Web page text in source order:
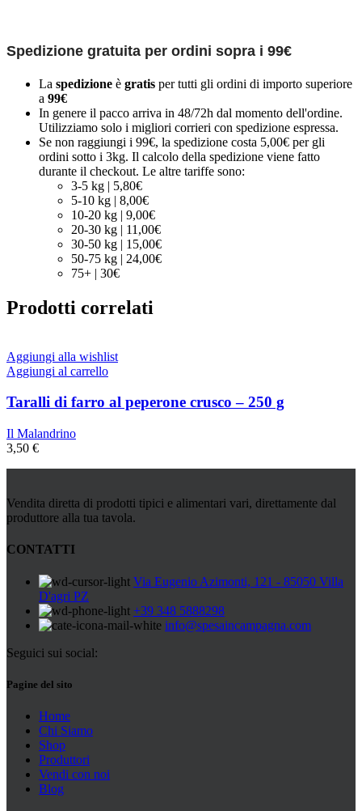
Spedizione gratuita per ordini sopra i 99€
La spedizione è gratis per tutti gli ordini di importo superiore
a 99€
In genere il pacco arriva in 48/72h dal momento dell'ordine.
Utilizziamo solo i migliori corrieri con spedizione espressa.
Se non raggiungi i 99€, la spedizione costa 5,00€ per gli
ordini sotto i 3kg. Il calcolo della spedizione viene fatto
durante il checkout. Le altre tariffe sono:
3-5 kg | 5,80€
5-10 kg | 8,00€
10-20 kg | 9,00€
20-30 kg | 11,00€
30-50 kg | 15,00€
50-75 kg | 24,00€
75+ | 30€
Prodotti correlati
Aggiungi alla wishlist
Aggiungi al carrello
Taralli di farro al peperone crusco – 250 g
Il Malandrino
3,50 €
Vendita diretta di prodotti tipici e alimentari vari, direttamente dal
produttore alla tua tavola.
CONTATTI
Via Eugenio Azimonti, 121 - 85050 Villa
D'agri PZ
+39 348 5888298
info@spesaincampagna.com
Seguici sui social:
Pagine del sito
Home
Chi Siamo
Shop
Produttori
Vendi con noi
Blog